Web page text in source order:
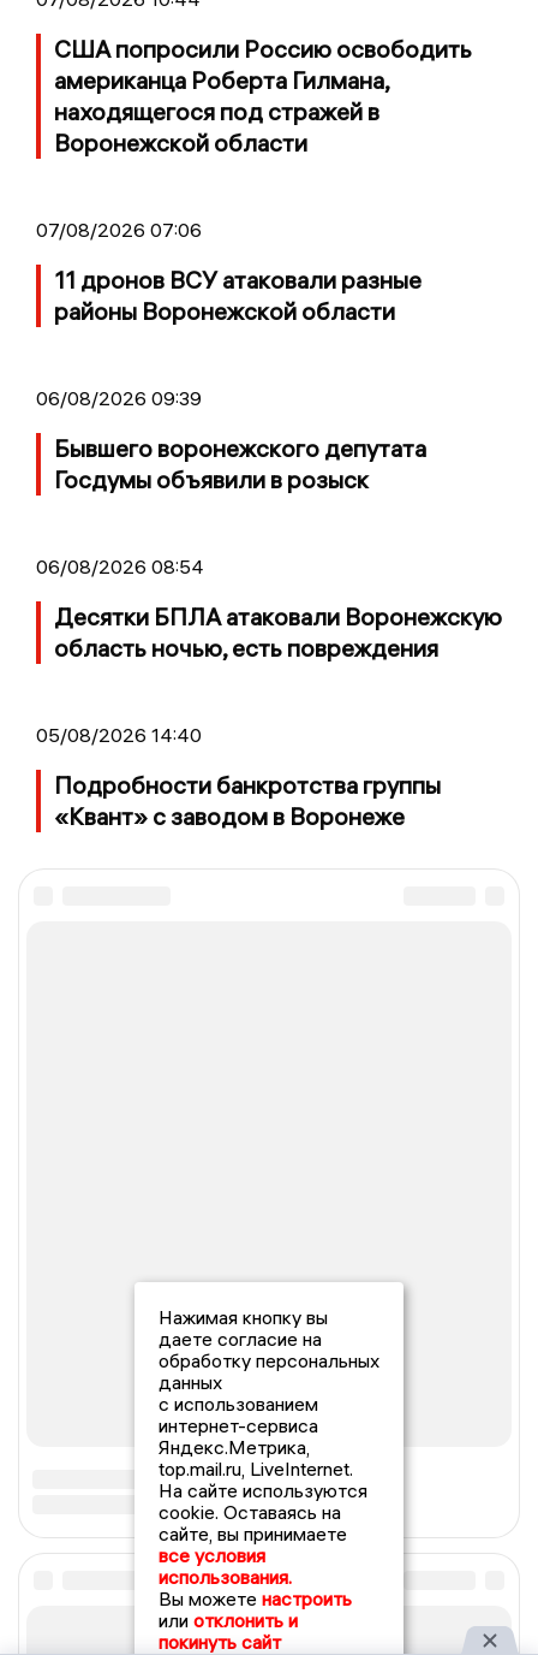
США попросили Россию освободить
американца Роберта Гилмана,
находящегося под стражей в
Воронежской области
07/08/2026 07:06
11 дронов ВСУ атаковали разные
районы Воронежской области
06/08/2026 09:39
Бывшего воронежского депутата
Госдумы объявили в розыск
06/08/2026 08:54
Десятки БПЛА атаковали Воронежскую
область ночью, есть повреждения
05/08/2026 14:40
Подробности банкротства группы
«Квант» с заводом в Воронеже
Нажимая кнопку вы
даете согласие на
обработку персональных
данных
с использованием
интернет-сервиса
Яндекс.Метрика,
top.mail.ru, LiveInternet.
На сайте используются
cookie. Оставаясь на
сайте, вы принимаете
все условия
использования.
Вы можете настроить
или отклонить и
покинуть сайт